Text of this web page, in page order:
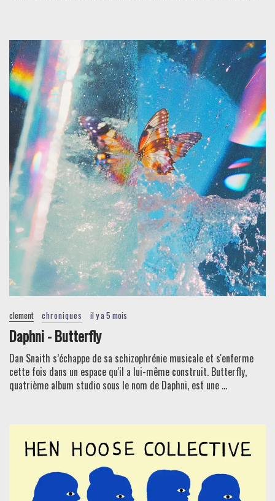
clement chroniques il y a 5 mois
Daphni - Butterfly
Dan Snaith s’échappe de sa schizophrénie musicale et s'enferme
cette fois dans un espace qu'il a lui-même construit. Butterfly,
quatrième album studio sous le nom de Daphni, est une ...